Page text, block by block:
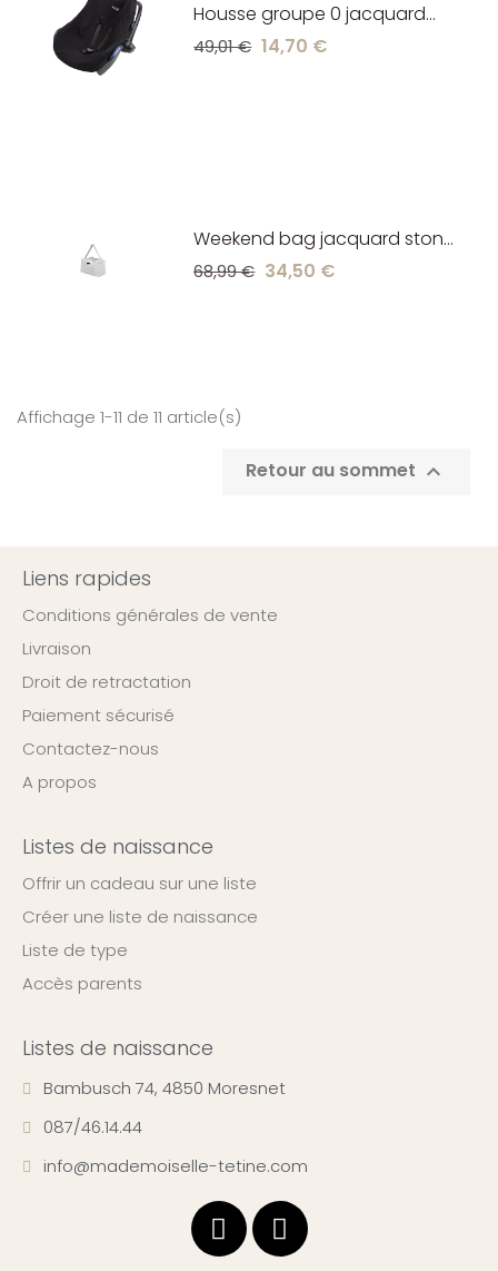
Housse groupe 0 jacquard
noire House Of Jamie
49,01 € 14,70 €
Weekend bag jacquard stone
House of Jamie
68,99 € 34,50 €
Affichage 1-11 de 11 article(s)
Retour au sommet 
Liens rapides
Conditions générales de vente
Livraison
Droit de retractation
Paiement sécurisé
Contactez-nous
A propos
Listes de naissance
Offrir un cadeau sur une liste
Créer une liste de naissance
Liste de type
Accès parents
Listes de naissance
Bambusch 74, 4850 Moresnet
087/46.14.44
info@mademoiselle-tetine.com